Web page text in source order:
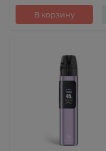
В корзину